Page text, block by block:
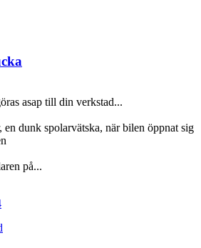
asap till din verkstad...
dunk spolarvätska, när bilen öppnat sig
på...